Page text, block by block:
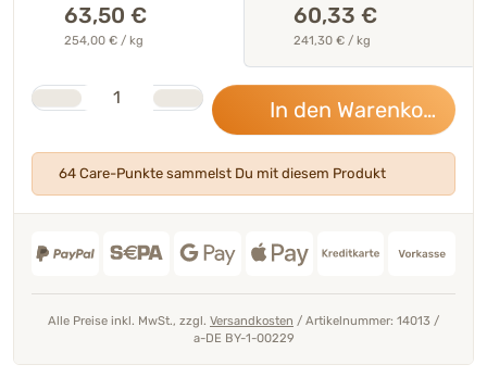
63,50 €
254,00 € / kg
60,33 €
241,30 € / kg
Anzahl
In den Warenkorb
64 Care-Punkte sammelst Du mit diesem Produkt
Alle Preise inkl. MwSt., zzgl. Versandkosten / Artikelnummer: 14013 /
a-DE BY-1-00229